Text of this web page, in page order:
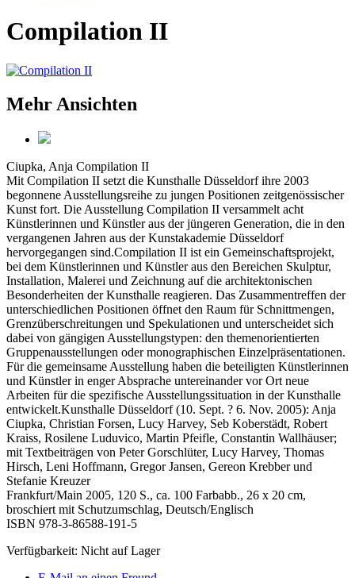
Compilation II
Mehr Ansichten
Ciupka, Anja Compilation II
Mit Compilation II setzt die Kunsthalle Düsseldorf ihre 2003
begonnene Ausstellungsreihe zu jungen Positionen zeitgenössischer
Kunst fort. Die Ausstellung Compilation II versammelt acht
Künstlerinnen und Künstler aus der jüngeren Generation, die in den
vergangenen Jahren aus der Kunstakademie Düsseldorf
hervorgegangen sind.Compilation II ist ein Gemeinschaftsprojekt,
bei dem Künstlerinnen und Künstler aus den Bereichen Skulptur,
Installation, Malerei und Zeichnung auf die architektonischen
Besonderheiten der Kunsthalle reagieren. Das Zusammentreffen der
unterschiedlichen Positionen öffnet den Raum für Schnittmengen,
Grenzüberschreitungen und Spekulationen und unterscheidet sich
dabei von gängigen Ausstellungstypen: den themenorientierten
Gruppenausstellungen oder monographischen Einzelpräsentationen.
Für die gemeinsame Ausstellung haben die beteiligten Künstlerinnen
und Künstler in enger Absprache untereinander vor Ort neue
Arbeiten für die spezifische Ausstellungssituation in der Kunsthalle
entwickelt.Kunsthalle Düsseldorf (10. Sept. ? 6. Nov. 2005): Anja
Ciupka, Christian Forsen, Lucy Harvey, Seb Koberstädt, Robert
Kraiss, Rosilene Luduvico, Martin Pfeifle, Constantin Wallhäuser;
mit Textbeiträgen von Peter Gorschlüter, Lucy Harvey, Thomas
Hirsch, Leni Hoffmann, Gregor Jansen, Gereon Krebber und
Stefanie Kreuzer
Frankfurt/Main 2005, 120 S., ca. 100 Farbabb., 26 x 20 cm,
broschiert mit Schutzumschlag, Deutsch/Englisch
ISBN 978-3-86588-191-5
Verfügbarkeit: Nicht auf Lager